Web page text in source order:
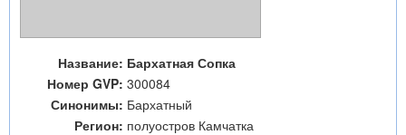
Название: Бархатная Сопка
Номер GVP: 300084
Синонимы: Бархатный
Регион: полуостров Камчатка